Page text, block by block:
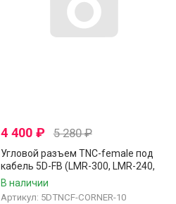
4 400₽ 5 280₽
Угловой разъем TNC-female под
кабель 5D-FB (LMR-300, LMR-240,
RG-8X), 50 Ом, обжимной под
пайку, 10 шт.
В наличии
Артикул: 5DTNCF-CORNER-10